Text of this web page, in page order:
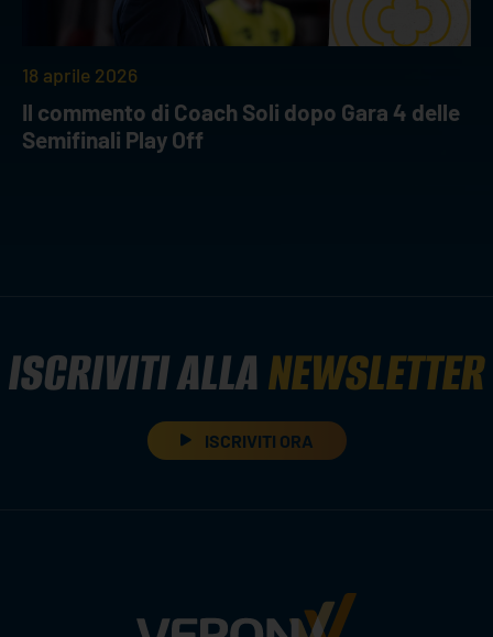
18 aprile 2026
Il commento di Coach Soli dopo Gara 4 delle
Semifinali Play Off
ISCRIVITI ALLANEWSLETTER
ISCRIVITI ORA